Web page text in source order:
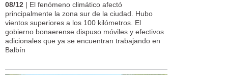
08/12 | El fenómeno climático afectó
principalmente la zona sur de la ciudad. Hubo
vientos superiores a los 100 kilómetros. El
gobierno bonaerense dispuso móviles y efectivos
adicionales que ya se encuentran trabajando en
Balbín